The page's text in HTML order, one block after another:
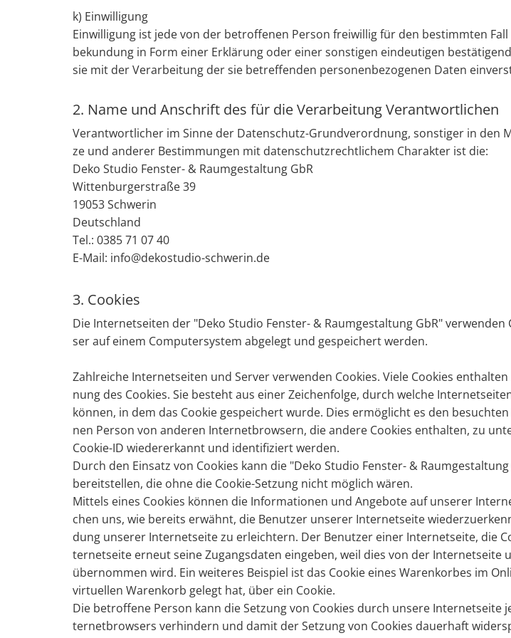
k) Ein­wil­li­gung
Ein­wil­li­gung ist jede von der be­trof­fe­nen Per­son frei­wil­lig für den be­stimm­ten
be­kun­dung in Form einer Er­klä­rung oder einer sons­ti­gen ein­deu­ti­gen
sie mit der Ver­ar­bei­tung der sie be­tref­fen­den per­so­nen­be­zo­ge­nen Daten
2. Name und Anschrift des für die Verarbeitung Verantwortlichen
Ver­ant­wort­li­cher im Sinne der Da­ten­schutz-Grund­ver­ord­nung, sons­ti­ger in
ze und an­de­rer Be­stim­mun­gen mit da­ten­schutz­recht­li­chem Cha­rak­ter ist die:
Deko Stu­dio Fens­ter- & Raum­ge­stal­tung GbR
Wit­ten­bur­ger­stra­ße 39
19053 Schwe­rin
Deutsch­land
Tel.: 0385 71 07 40
E-Mail: info@​dekostudio-​schwerin.​de
3. Cookies
Die In­ter­net­sei­ten der "Deko Stu­dio Fens­ter- & Raum­ge­stal­tung GbR"
ser auf einem Com­pu­ter­sys­tem ab­ge­legt und ge­spei­chert wer­den.
Zahl­rei­che In­ter­net­sei­ten und Ser­ver ver­wen­den Coo­kies. Viele Coo­kies
nung des Coo­kies. Sie be­steht aus einer Zei­chen­fol­ge, durch wel­che
kön­nen, in dem das Coo­kie ge­spei­chert wurde. Dies er­mög­licht es den
nen Per­son von an­de­ren In­ter­net­brow­sern, die an­de­re Coo­kies ent­hal­ten, zu
Coo­kie-ID wie­der­er­kannt und iden­ti­fi­ziert wer­den.
Durch den Ein­satz von Coo­kies kann die "Deko Stu­dio Fens­ter- &
be­reit­stel­len, die ohne die Coo­kie-Set­zung nicht mög­lich wären.
Mit­tels eines Coo­kies kön­nen die In­for­ma­tio­nen und An­ge­bo­te auf un­se­rer
chen uns, wie be­reits er­wähnt, die Be­nut­zer un­se­rer In­ter­net­sei­te
dung un­se­rer In­ter­net­sei­te zu er­leich­tern. Der Be­nut­zer einer In­ter­net­sei­te, die
ter­net­sei­te er­neut seine Zu­gangs­da­ten ein­ge­ben, weil dies von der
über­nom­men wird. Ein wei­te­res Bei­spiel ist das Coo­kie eines Wa­ren­kor­bes im
vir­tu­el­len Wa­ren­korb ge­legt hat, über ein Coo­kie.
Die be­trof­fe­ne Per­son kann die Set­zung von Coo­kies durch un­se­re
ter­net­brow­sers ver­hin­dern und damit der Set­zung von Coo­kies dau­er­haft